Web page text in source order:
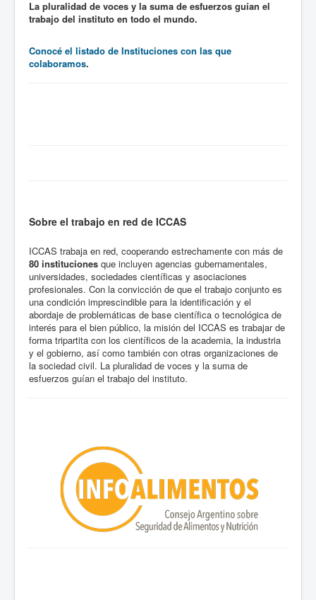
La pluralidad de voces y la suma de esfuerzos guían el
trabajo del instituto en todo el mundo.
Conocé el listado de Instituciones con las que
colaboramos.
Sobre el trabajo en red de ICCAS
ICCAS trabaja en red, cooperando estrechamente con más de
80 instituciones que incluyen agencias gubernamentales,
universidades, sociedades científicas y asociaciones
profesionales. Con la convicción de que el trabajo conjunto es
una condición imprescindible para la identificación y el
abordaje de problemáticas de base científica o tecnológica de
interés para el bien público, la misión del ICCAS es trabajar de
forma tripartita con los científicos de la academia, la industria
y el gobierno, así como también con otras organizaciones de
la sociedad civil. La pluralidad de voces y la suma de
esfuerzos guían el trabajo del instituto.